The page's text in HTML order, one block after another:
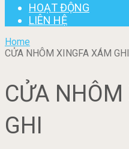
HOẠT ĐỘNG
LIÊN HỆ
Home
CỬA NHÔM XINGFA XÁM GHI
CỬA
GHI